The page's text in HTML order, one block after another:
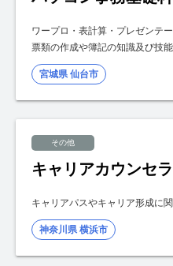
ワープロ・表計算・プレゼンテ
票類の作成や簿記の知識及び技
宮城県 仙台市
その他
キャリアカウンセ
キャリアパスやキャリア形成に
神奈川県 横浜市